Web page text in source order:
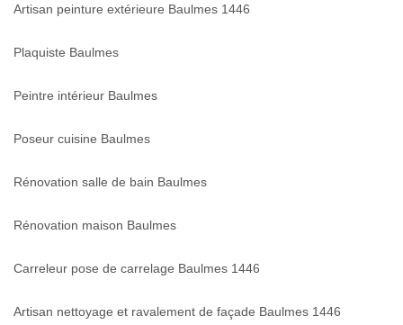
Artisan peinture extérieure Baulmes 1446
Plaquiste Baulmes
Peintre intérieur Baulmes
Poseur cuisine Baulmes
Rénovation salle de bain Baulmes
Rénovation maison Baulmes
Carreleur pose de carrelage Baulmes 1446
Artisan nettoyage et ravalement de façade Baulmes 1446